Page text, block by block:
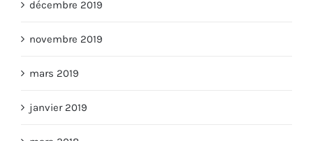
décembre 2019
novembre 2019
mars 2019
janvier 2019